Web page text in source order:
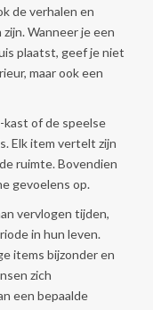
de verhalen en
Wanneer je een
plaatst, geef je niet
maar ook een
kast of de speelse
Elk item vertelt zijn
ruimte. Bovendien
gevoelens op.
vervlogen tijden,
in hun leven.
items bijzonder en
zich
een bepaalde